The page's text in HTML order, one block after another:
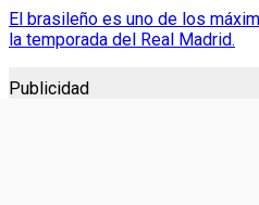
El brasileño es uno de los
la temporada del Real Madrid.
Publicidad